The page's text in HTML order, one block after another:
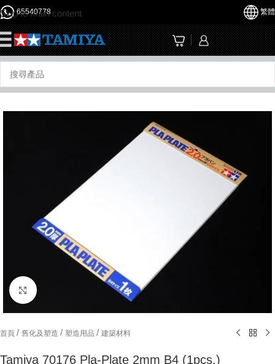
Skip to main content
65540778 繁體
Click to enlarge
首頁 / 舊化及塑造 / 塑造用品 / 建築材料
Tamiya 70176 Pla-Plate 2mm B4 (1pcs.)